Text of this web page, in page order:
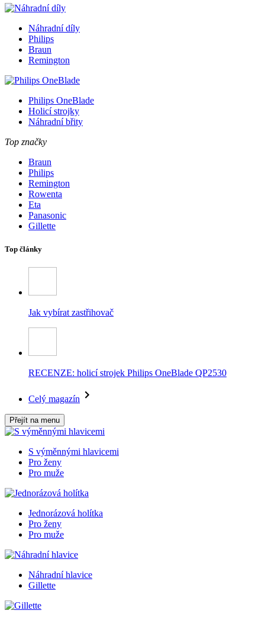
Náhradní díly
Philips
Braun
Remington
Philips OneBlade
Holicí strojky
Náhradní břity
Top značky
Braun
Philips
Remington
Rowenta
Eta
Panasonic
Gillette
Top články
Jak vybírat zastřihovač
RECENZE: holicí strojek Philips OneBlade QP2530
Celý magazín
Přejít na menu
S výměnnými hlavicemi
Pro ženy
Pro muže
Jednorázová holítka
Pro ženy
Pro muže
Náhradní hlavice
Gillette